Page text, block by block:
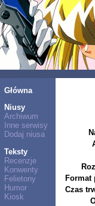
Główna
Niusy
Archiwum
Inne serwisy
Dodaj niusa
Teksty
Recenzje
Konwenty
Felietony
Humor
Kiosk
Format
Czas